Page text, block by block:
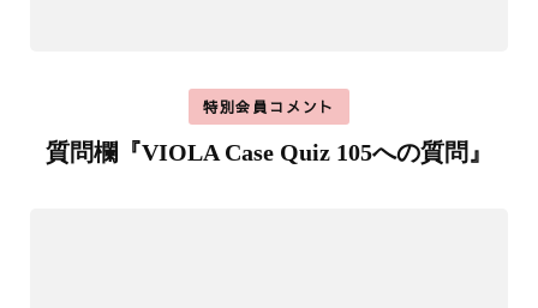
特別会員コメント
質問欄『VIOLA Case Quiz 105への質問』